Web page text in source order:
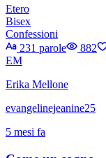
Etero
Bisex
Confessioni
231 parole
882
EM
Erika Mellone
evangelinejeanine25
5 mesi fa